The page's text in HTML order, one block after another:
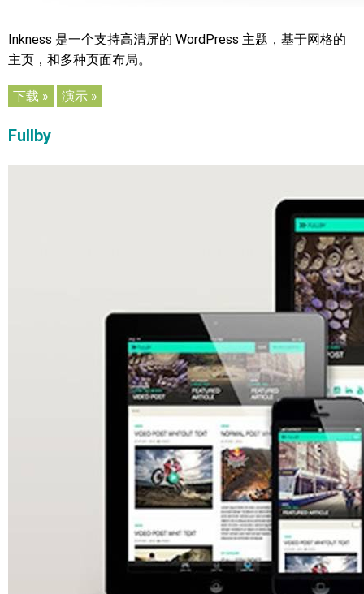
Inkness 是一个支持高清屏的 WordPress 主题，基于网格的
主页，和多种页面布局。
下载 » 演示 »
Fullby